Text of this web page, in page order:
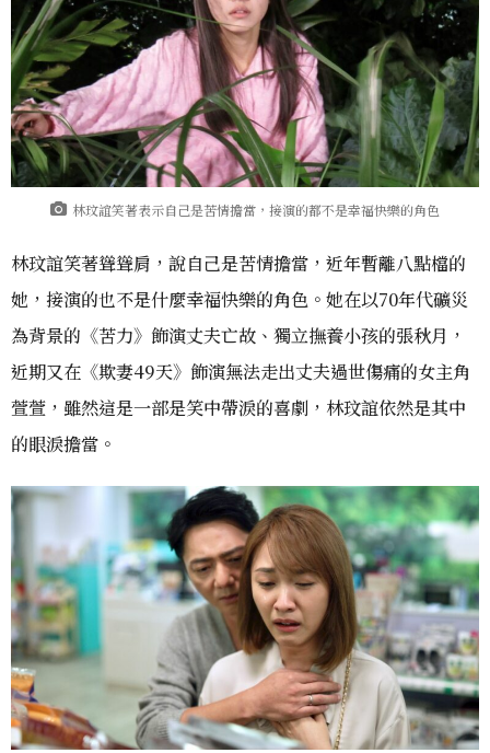
林玟誼笑著表示自己是苦情擔當，接演的都不是幸福快樂的角色
林玟誼笑著聳聳肩，說自己是苦情擔當，近年暫離八點檔的
她，接演的也不是什麼幸福快樂的角色。她在以70年代礦災
為背景的《苦力》飾演丈夫亡故、獨立撫養小孩的張秋月，
近期又在《欺妻49天》飾演無法走出丈夫過世傷痛的女主角
萱萱，雖然這是一部是笑中帶淚的喜劇，林玟誼依然是其中
的眼淚擔當。